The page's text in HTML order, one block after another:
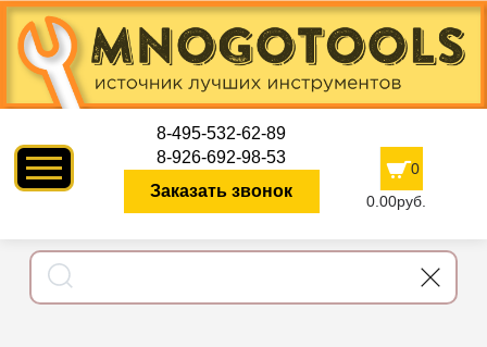
8-495-532-62-89
8-926-692-98-53
Заказать звонок
0
0.00руб.